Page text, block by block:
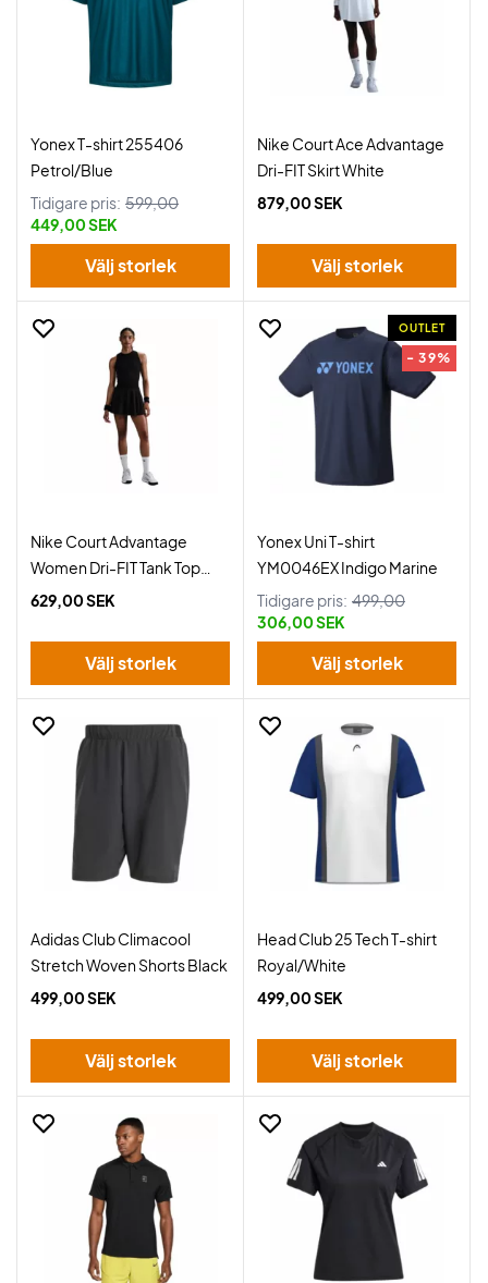
Yonex T-shirt 255406
Petrol/Blue
Tidigare pris: 599,00
449,00 SEK
Välj storlek
Nike Court Ace Advantage
Dri-FIT Skirt White
879,00 SEK
Välj storlek
Nike Court Advantage
Women Dri-FIT Tank Top
Black
629,00 SEK
Välj storlek
OUTLET
- 39%
Yonex Uni T-shirt
YM0046EX Indigo Marine
Tidigare pris: 499,00
306,00 SEK
Välj storlek
Adidas Club Climacool
Stretch Woven Shorts Black
499,00 SEK
Välj storlek
Head Club 25 Tech T-shirt
Royal/White
499,00 SEK
Välj storlek